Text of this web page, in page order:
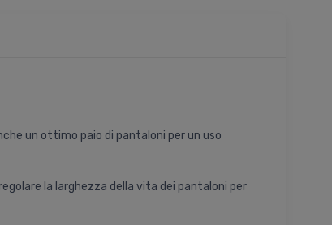
un ottimo paio di pantaloni per un uso
la larghezza della vita dei pantaloni per